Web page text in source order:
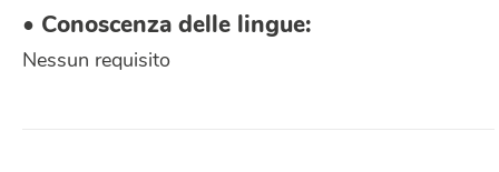
• Conoscenza delle lingue:
Nessun requisito